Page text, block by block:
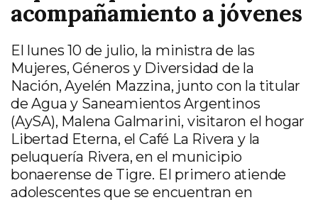
acompañamiento a jóvenes
El lunes 10 de julio, la ministra de las
Mujeres, Géneros y Diversidad de la
Nación, Ayelén Mazzina, junto con la titular
de Agua y Saneamientos Argentinos
(AySA), Malena Galmarini, visitaron el hogar
Libertad Eterna, el Café La Rivera y la
peluquería Rivera, en el municipio
bonaerense de Tigre. El primero atiende
adolescentes que se encuentran en